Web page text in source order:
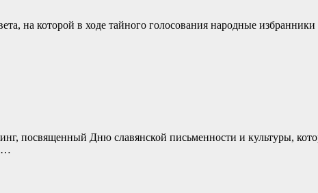
на которой в ходе тайного голосования народные
посвященный Дню славянской письменности и культуры,